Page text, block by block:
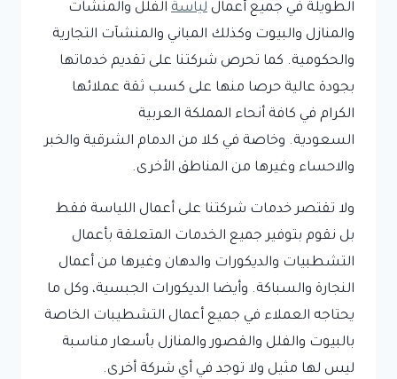
الطويلة في جميع أعمال لياسة الفلل والمنشآت
والمنازل والبيوت وكذلك المباني والمنشآت التجارية
والحكومية. كما تحرص شركتنا على تقديم خدماتها
بجودة عالية حرصا منها على كسب ثقة عملائها
الكرام في كافة أنحاء المملكة العربية
السعودية. وخاصة في كلا من الدمام الشرقية والخبر
والاحساء وغيرها من المناطق الأخرى.
ولا تقتصر خدمات شركتنا على أعمال اللياسة فقط
بل نقوم بتوفير جميع الخدمات المتعلقة بأعمال
التشطبيات والديكورات والدهان وغيرها من أعمال
النجارة والسباكة. وأيضا الديكورات الجبسية، وكل ما
يحتاجه العملاء في جميع أعمال التشطيبات الخاصة
بالبيوت والفلل والقصور والمنازل بأسعار مناسبة
ليس لها مثيل ولا توجد في أي شركة أخرى.